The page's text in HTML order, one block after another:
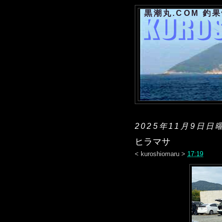
黒潮丸.COM 釣
2025年11月9日日
ヒラマサ
< kuroshiomaru > 17:19